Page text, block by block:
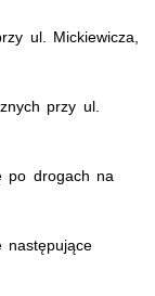
ul. Mickiewicza,
przy ul.
po drogach na
następujące